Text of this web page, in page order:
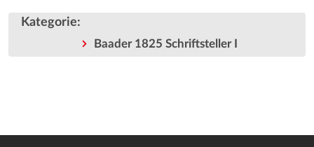
Kategorie:
Baader 1825 Schriftsteller I